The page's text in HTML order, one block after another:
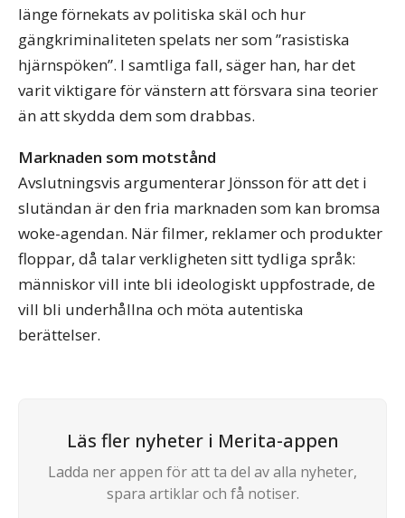
länge förnekats av politiska skäl och hur
gängkriminaliteten spelats ner som ”rasistiska
hjärnspöken”. I samtliga fall, säger han, har det
varit viktigare för vänstern att försvara sina teorier
än att skydda dem som drabbas.
Marknaden som motstånd
Avslutningsvis argumenterar Jönsson för att det i
slutändan är den fria marknaden som kan bromsa
woke-agendan. När filmer, reklamer och produkter
floppar, då talar verkligheten sitt tydliga språk:
människor vill inte bli ideologiskt uppfostrade, de
vill bli underhållna och möta autentiska
berättelser.
Läs fler nyheter i Merita-appen
Ladda ner appen för att ta del av alla nyheter,
spara artiklar och få notiser.